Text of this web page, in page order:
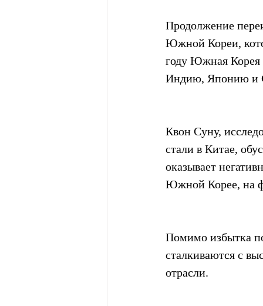
Продолжение
Южной Кореи,
году Южная Корея
Индию, Японию
Квон Суну,
стали в Китае,
оказывает
Южной Корее, на
Помимо избытка
сталкиваются с
отрасли.